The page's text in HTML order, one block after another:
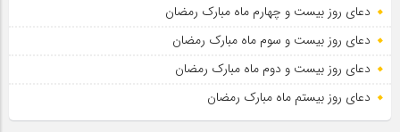
دعای روز بیست و چهارم ماه مبارک رمضان
دعای روز بیست و سوم ماه مبارک رمضان
دعای روز بیست و دوم ماه مبارک رمضان
دعای روز بیستم ماه مبارک رمضان